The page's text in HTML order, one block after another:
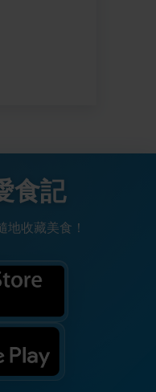
食記
地收藏美食！